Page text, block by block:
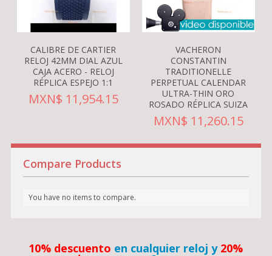
CALIBRE DE CARTIER
RELOJ 42MM DIAL AZUL
CAJA ACERO - RELOJ
RÉPLICA ESPEJO 1:1
MXN$ 11,954.15
VACHERON
CONSTANTIN
TRADITIONELLE
PERPETUAL CALENDAR
ULTRA-THIN ORO
ROSADO RÉPLICA SUIZA
MXN$ 11,260.15
Compare Products
You have no items to compare.
10% descuento en cualquier reloj y 20%